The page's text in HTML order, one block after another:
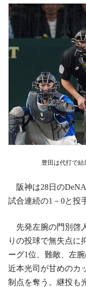
豊田は代打で
阪神は28日の
試合連続の1－0と投
先発左腕の門別啓
りの投球で無失点に
ーグ1位、難敵、左
近本光司が甘めのカ
制点を奪う。継投も